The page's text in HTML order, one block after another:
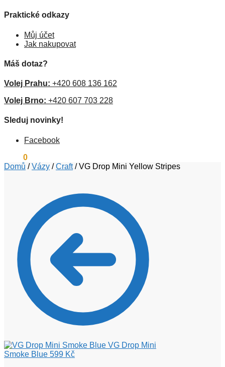
Praktické odkazy
Můj účet
Jak nakupovat
Máš dotaz?
Volej Prahu: +420 608 136 162
Volej Brno: +420 607 703 228
Sleduj novinky!
Facebook
0
Domů /Vázy /Craft/VG Drop Mini Yellow Stripes
VG Drop Mini
Smoke Blue 599 Kč